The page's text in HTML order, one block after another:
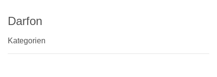
Darfon
Kategorien